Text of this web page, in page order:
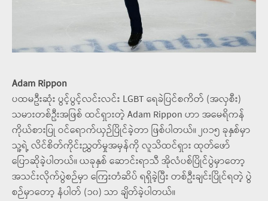
Adam Rippon
ပထမဦးဆုံး ပွင့်ပွင့်လင်းလင်း LGBT ရေခဲပြင်စကိတ် (အလှစီး)
သမားတစ်ဦးအဖြစ် ထင်ရှားတဲ့ Adam Rippon ဟာ အမေရိကန်
ကိုယ်စားပြု ဝင်ရောက်ယှဉ်ပြိုင်ခဲ့တာ ဖြစ်ပါတယ်။ ၂၀၁၅ ခုနှစ်မှာ
သူ့ရဲ့ လိင်စိတ်ကိုင်းညွှတ်မှုအမှန်ကို လူသိထင်ရှား ထုတ်ဖော်
ပြောဆိုခဲ့ပါတယ်။ ယခုနှစ် ဆောင်းရာသီ အိုလံပစ်ပြိုင်ပွဲမှာတော့
အသင်းလိုက်ပွဲစဉ်မှာ ကြေးတံဆိပ် ရရှိခဲ့ပြီး တစ်ဦးချင်းပြိုင်ရတဲ့ ပွဲ
စဉ်မှာတော့ နံပါတ် (၁၀) သာ ချိတ်ခဲ့ပါတယ်။